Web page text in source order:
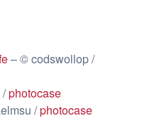
– © codswollop /
/photocase
/photocase